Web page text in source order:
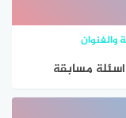
والفنوان
مسابقة